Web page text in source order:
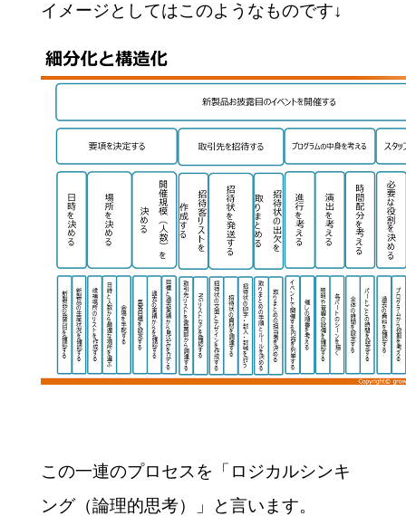
イメージとしてはこのようなものです↓
この一連のプロセスを「ロジカルシンキ
ング（論理的思考）」と言います。